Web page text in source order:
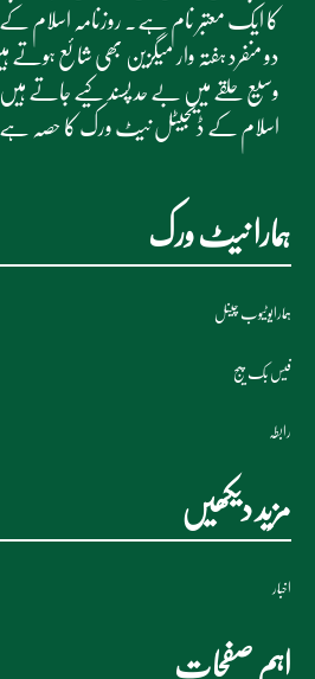
کا ایک معتبر نام ہے۔ روزنامہ اسلام کے
دو منفرد ہفتہ وار میگزین بھی شائع
وسیع حلقے میں بے حد پسند کیے جاتے
اسلام کے ڈیجیٹل نیٹ ورک کا حصہ
ہمارا نیٹ ورک
ہمارایوٹیوب چینل
فیس بک پیج
رابطہ
مزید دیکھیں
اخبار
اہم صفحات